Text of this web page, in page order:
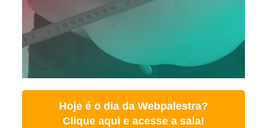
Hoje é o dia da Webpalestra?
Clique aqui e acesse a sala!